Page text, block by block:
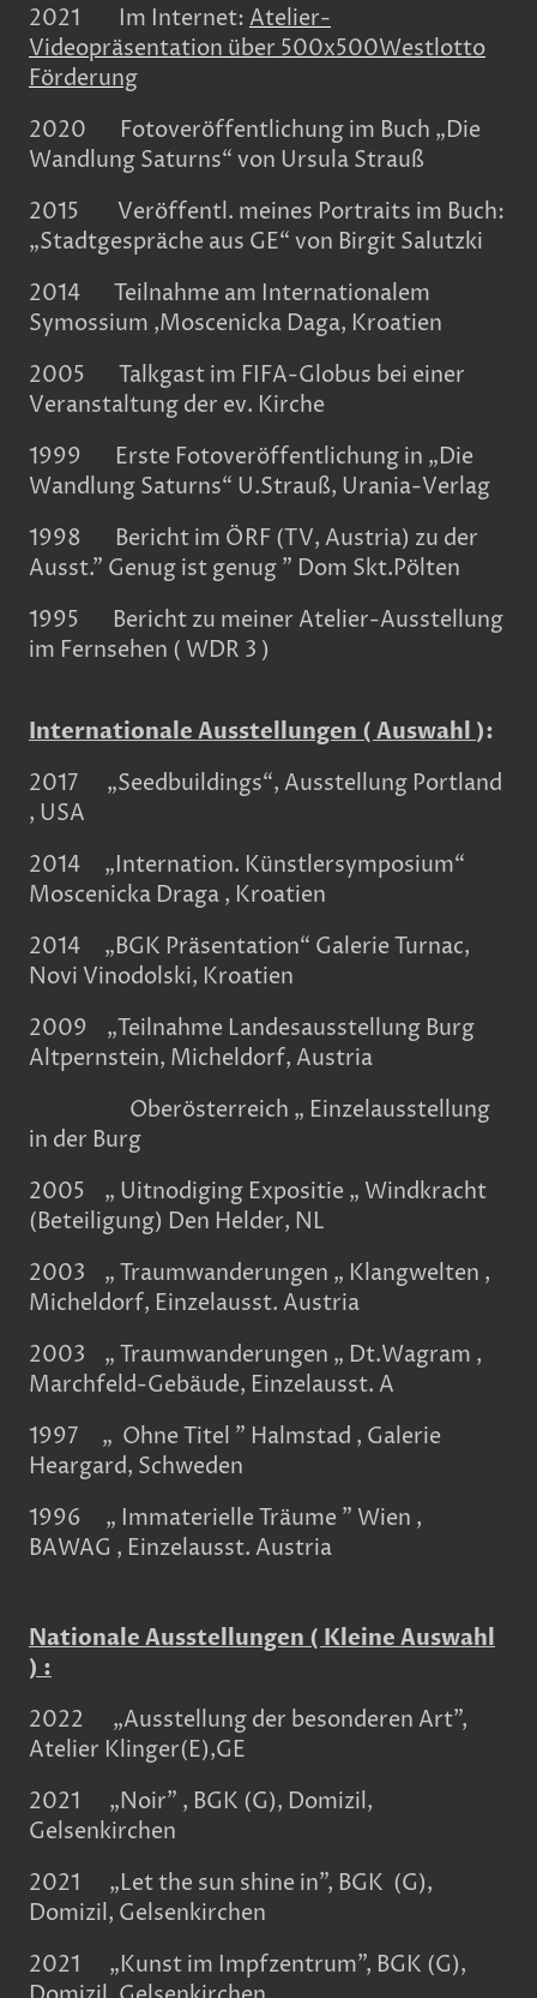
2021 Im Internet: Atelier-
Videopräsentation über 500x500Westlotto
Förderung
2020 Fotoveröffentlichung im Buch „Die
Wandlung Saturns“ von Ursula Strauß
2015 Veröffentl. meines Portraits im Buch:
„Stadtgespräche aus GE“ von Birgit Salutzki
2014 Teilnahme am Internationalem
Symossium ,Moscenicka Daga, Kroatien
2005 Talkgast im FIFA-Globus bei einer
Veranstaltung der ev. Kirche
1999 Erste Fotoveröffentlichung in „Die
Wandlung Saturns“ U.Strauß, Urania-Verlag
1998 Bericht im ÖRF (TV, Austria) zu der
Ausst." Genug ist genug " Dom Skt.Pölten
1995 Bericht zu meiner Atelier-Ausstellung
im Fernsehen ( WDR 3 )
Internationale Ausstellungen ( Auswahl):
2017 „Seedbuildings“, Ausstellung Portland
, USA
2014 „Internation. Künstlersymposium“
Moscenicka Draga , Kroatien
2014 „BGK Präsentation“ Galerie Turnac,
Novi Vinodolski, Kroatien
2009 „Teilnahme Landesausstellung Burg
Altpernstein, Micheldorf, Austria
Oberösterreich „ Einzelausstellung
in der Burg
2005 „ Uitnodiging Expositie „ Windkracht
(Beteiligung) Den Helder, NL
2003 „ Traumwanderungen „ Klangwelten ,
Micheldorf, Einzelausst. Austria
2003 „ Traumwanderungen „ Dt.Wagram ,
Marchfeld-Gebäude, Einzelausst. A
1997 „ Ohne Titel " Halmstad , Galerie
Heargard, Schweden
1996 „ Immaterielle Träume " Wien ,
BAWAG , Einzelausst. Austria
Nationale Ausstellungen ( Kleine Auswahl
) :
2022 „Ausstellung der besonderen Art",
Atelier Klinger(E),GE
2021 „Noir" , BGK (G), Domizil,
Gelsenkirchen
2021 „Let the sun shine in", BGK (G),
Domizil, Gelsenkirchen
2021 „Kunst im Impfzentrum", BGK (G),